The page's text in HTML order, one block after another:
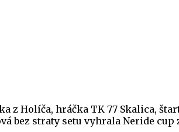
z Holíča, hráčka TK 77 Skalica,
bez straty setu vyhrala Neride